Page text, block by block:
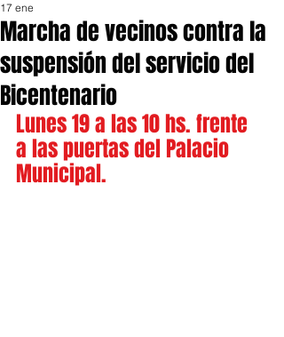
Marcha de vecinos contra la
suspensión del servicio del
Bicentenario
17 ene
Lunes 19 a las 10 hs. frente
a las puertas del Palacio
Municipal.